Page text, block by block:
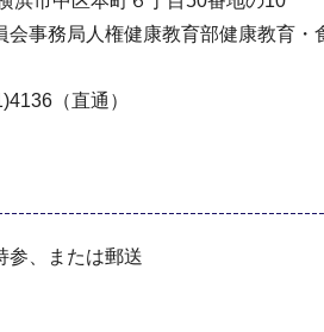
会事務局人権健康教育部健康教育・
（直通）
参、または郵送